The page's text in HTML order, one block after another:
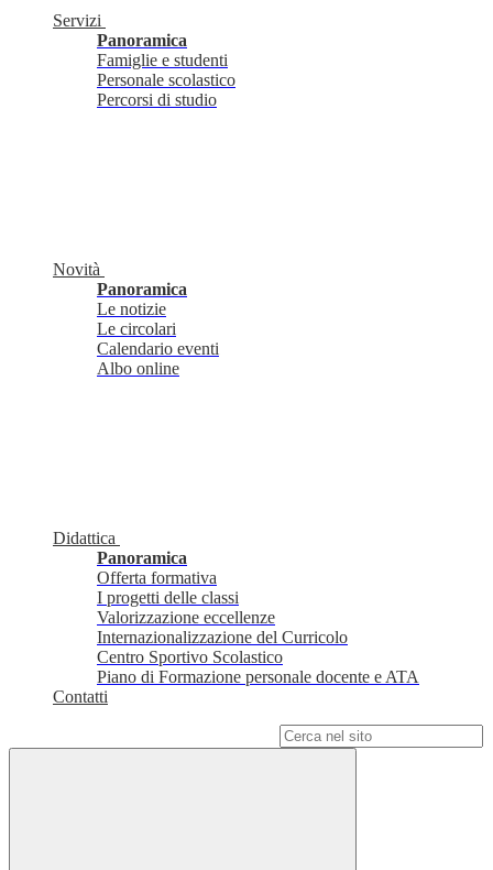
Servizi
Panoramica
Famiglie e studenti
Personale scolastico
Percorsi di studio
Novità
Panoramica
Le notizie
Le circolari
Calendario eventi
Albo online
Didattica
Panoramica
Offerta formativa
I progetti delle classi
Valorizzazione eccellenze
Internazionalizzazione del Curricolo
Centro Sportivo Scolastico
Piano di Formazione personale docente e ATA
Contatti